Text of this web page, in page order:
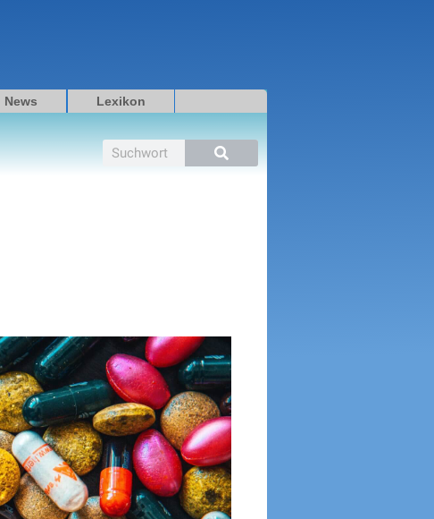
News Lexikon
Suche